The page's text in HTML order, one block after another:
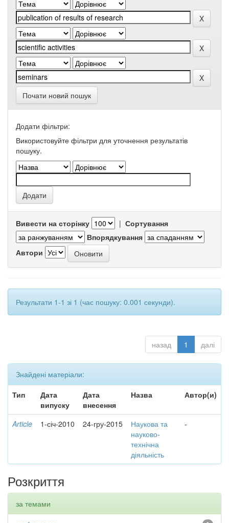
Почати новий пошук
Додати фільтри:
Використовуйте фільтри для уточнення результатів
пошуку.
Вивести на сторінку | Сортування
Впорядкування
Автори
Результати 1-1 зі 1 (час пошуку: 0.001 секунди).
назад 1 далі
Знайдені матеріали:
Тип
Дата
випуску
Дата
внесення
Назва Автор(и)
Article 1-січ-2010 24-гру-2015
Наукова та
науково-
технічна
діяльність
-
Розкриття
за темами